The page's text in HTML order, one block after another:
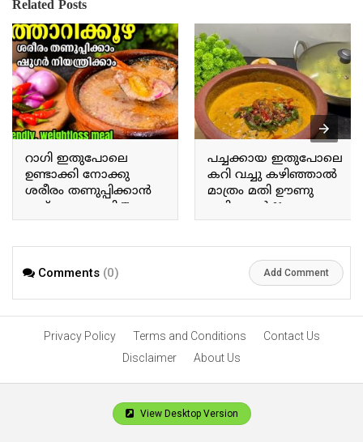
Related Posts
റാഗി ഇതുപോലെ
ഉണ്ടാക്കി നോക്കു
ശരീരം തണുപ്പിക്കാൻ
ഇത് മാത്രം മതി Try
making ragi this way; this
പച്ചക്കായ ഇതുപോലെ
കറി വച്ചു കഴിഞ്ഞാൽ
മാത്രം മതി ഊണു
കഴിക്കാൻ If you prepare
a curry with raw plantains
enough for a meal.
Comments (0) Add Comment
Privacy Policy Terms and Conditions
Contact Us
Disclaimer
About Us
View Desktop Version